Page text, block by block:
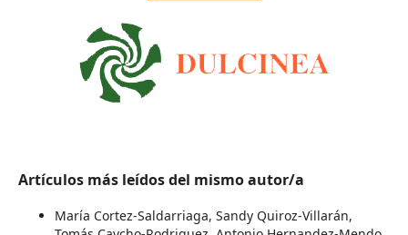
Artículos más leídos del mismo autor/a
María Cortez-Saldarriaga, Sandy Quiroz-Villarán,